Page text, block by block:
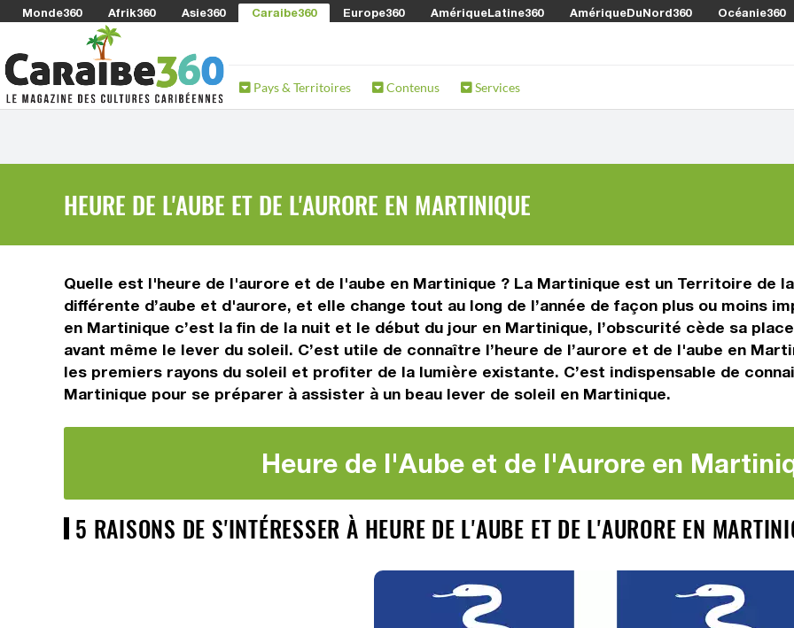
Monde360 Afrik360 Asie360 Caraibe360 Europe360 AmériqueLatine360 AmériqueDuNord360 Océanie360
Pays & Territoires Contenus Services
HEURE DE L'AUBE ET DE L'AURORE EN MARTINIQUE
Quelle est l'heure de l'aurore et de l'aube en Martinique ? La Martinique est un Territoire de la
différente d’aube et d'aurore, et elle change tout au long de l’année de façon plus ou moins
en Martinique c’est la fin de la nuit et le début du jour en Martinique, l’obscurité cède sa
avant même le lever du soleil. C’est utile de connaître l’heure de l’aurore et de l'aube en
les premiers rayons du soleil et profiter de la lumière existante. C’est indispensable de
Martinique pour se préparer à assister à un beau lever de soleil en Martinique.
Heure de l'Aube et de l'Aurore en
5 RAISONS DE S'INTÉRESSER À HEURE DE L'AUBE ET DE L'AURORE EN